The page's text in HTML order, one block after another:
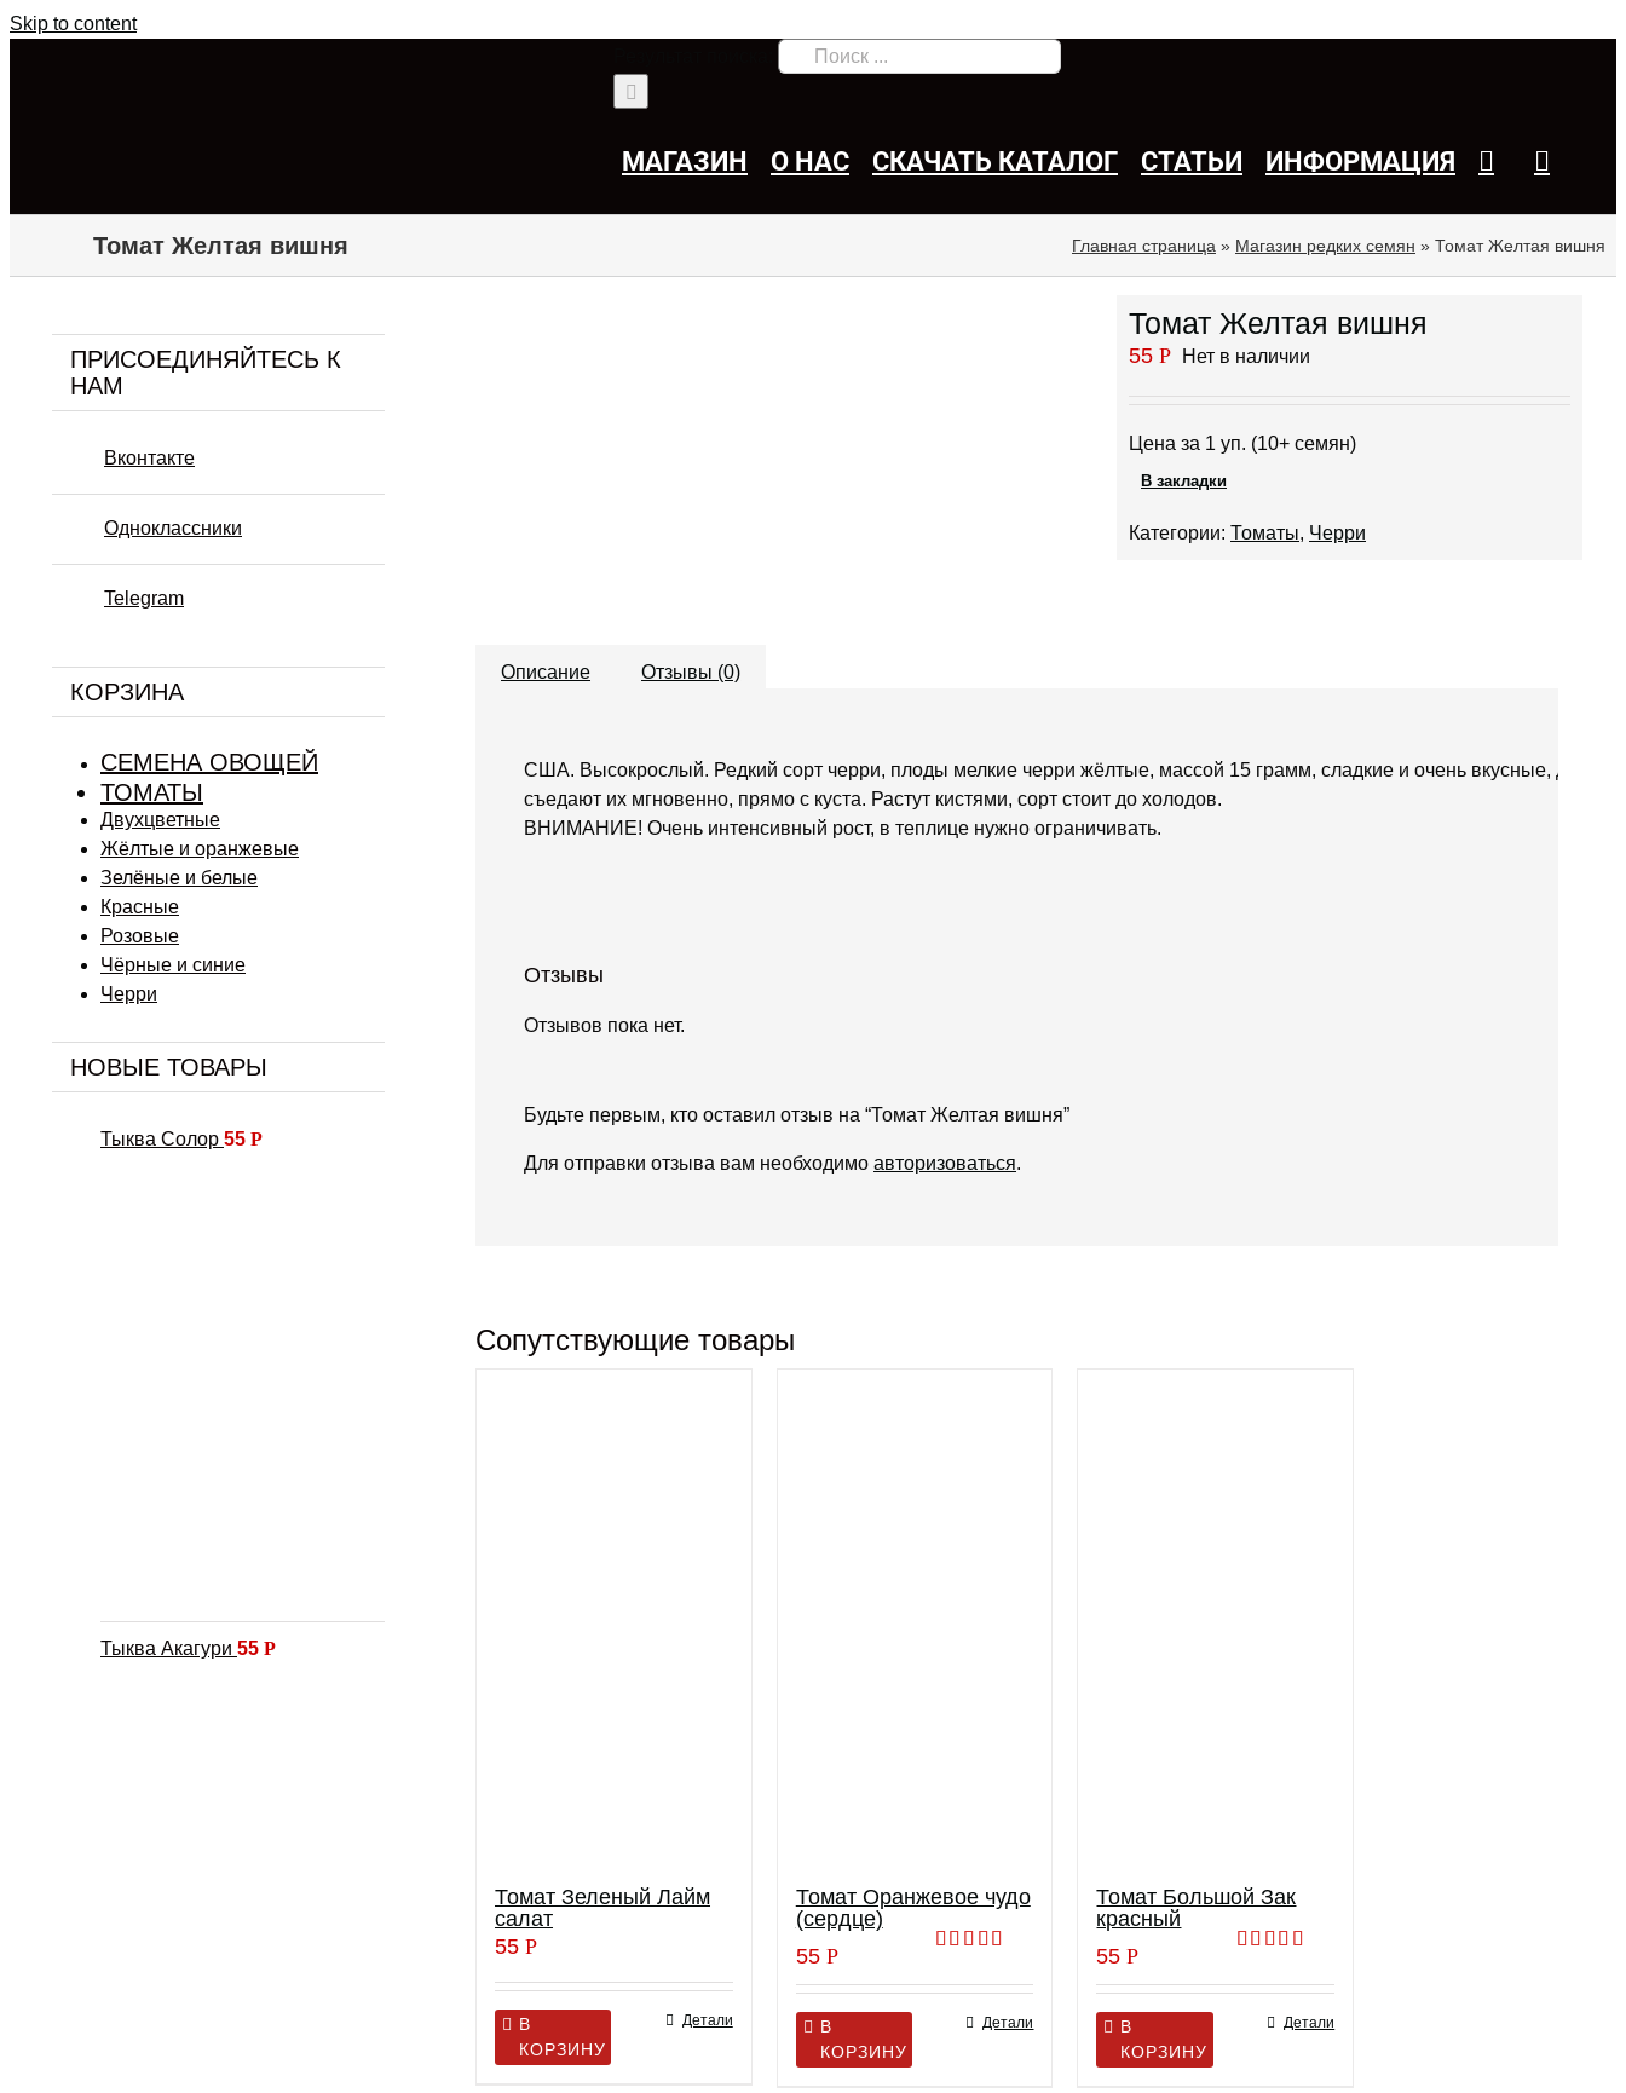
Skip to content
МАГАЗИН О НАС СКАЧАТЬ КАТАЛОГ СТАТЬИ ИНФОРМАЦИЯ
Томат Желтая вишня Главная страница » Магазин редких семян » Томат Желтая вишня
Томат Желтая вишня
55Р Нет в наличии
Цена за 1 уп. (10+ семян)
В закладки
Категории:Томаты, Черри
Описание Отзывы (0)
США. Высокрослый. Редкий сорт черри, плоды мелкие черри жёлтые, массой 15 грамм, сладкие и очень вкусные, дети
съедают их мгновенно, прямо с куста. Растут кистями, сорт стоит до холодов.
ВНИМАНИЕ! Очень интенсивный рост, в теплице нужно ограничивать.
Отзывы
Отзывов пока нет.
Будьте первым, кто оставил отзыв на “Томат Желтая вишня”
Для отправки отзыва вам необходимоавторизоваться.
Сопутствующие товары
Томат Зеленый Лайм
салат
55Р
В
КОРЗИНУ
Детали
Томат Оранжевое чудо
(сердце)
4.00из 5
55 Р
В
КОРЗИНУ
Детали
Томат Большой Зак
красный
5.00из 5
55Р
В
КОРЗИНУ
Детали
ПРИСОЕДИНЯЙТЕСЬ К
НАМ
Вконтакте
Одноклассники
Telegram
КОРЗИНА
СЕМЕНА ОВОЩЕЙ
ТОМАТЫ
Двухцветные
Жёлтые и оранжевые
Зелёные и белые
Красные
Розовые
Чёрные и синие
Черри
НОВЫЕ ТОВАРЫ
Тыква Солор 55 Р
Тыква Акагури 55 Р